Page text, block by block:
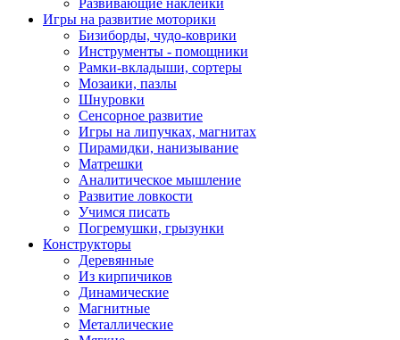
Развивающие наклейки
Игры на развитие моторики
Бизиборды, чудо-коврики
Инструменты - помощники
Рамки-вкладыши, сортеры
Мозаики, пазлы
Шнуровки
Сенсорное развитие
Игры на липучках, магнитах
Пирамидки, нанизывание
Матрешки
Аналитическое мышление
Развитие ловкости
Учимся писать
Погремушки, грызунки
Конструкторы
Деревянные
Из кирпичиков
Динамические
Магнитные
Металлические